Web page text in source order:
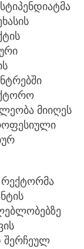
მიიღეს
რექტორმა
შერჩეულ